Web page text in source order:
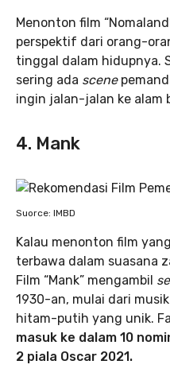
Menonton film
perspektif dari orang-
tinggal dalam hidupnya.
sering ada scene
ingin jalan-jalan ke alam
4. Mank
Suorce: IMBD
Kalau menonton film
terbawa dalam suasana
Film “Mank” mengambil
1930-an, mulai dari
hitam-putih yang unik.
masuk ke dalam 10
2 piala Oscar 2021.